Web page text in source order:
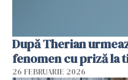
După Therian
fenomen cu priză la
26 FEBRUARIE 2026